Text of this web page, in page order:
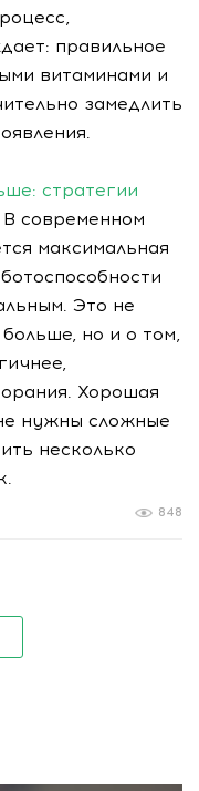
правильное
витаминами и
замедлить
стратегии
В современном
максимальная
Это не
но и о том,
Хорошая
нужны сложные
несколько
848